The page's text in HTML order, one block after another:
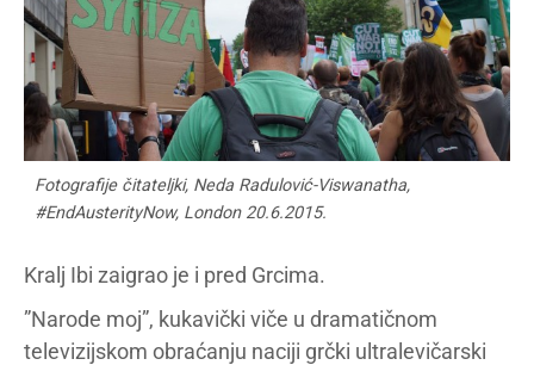
Fotografije čitateljki, Neda Radulović-Viswanatha,
#EndAusterityNow, London 20.6.2015.
Kralj Ibi zaigrao je i pred Grcima.
”Narode moj”, kukavički viče u dramatičnom
televizijskom obraćanju naciji grčki ultralevičarski